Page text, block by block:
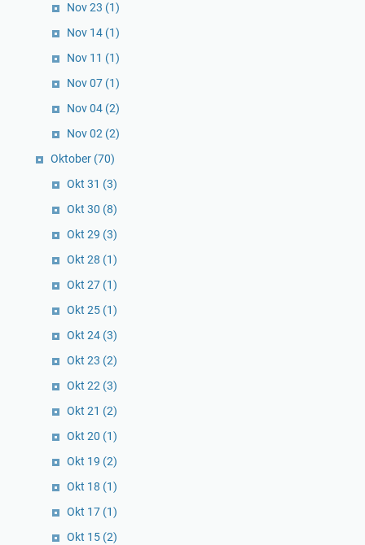
Nov 23 (1)
Nov 14 (1)
Nov 11 (1)
Nov 07 (1)
Nov 04 (2)
Nov 02 (2)
Oktober (70)
Okt 31 (3)
Okt 30 (8)
Okt 29 (3)
Okt 28 (1)
Okt 27 (1)
Okt 25 (1)
Okt 24 (3)
Okt 23 (2)
Okt 22 (3)
Okt 21 (2)
Okt 20 (1)
Okt 19 (2)
Okt 18 (1)
Okt 17 (1)
Okt 15 (2)